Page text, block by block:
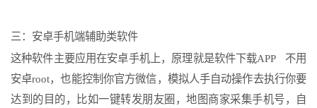
三：安卓手机端辅助类软件
这种软件主要应用在安卓手机上，原理就是软件下载APP 不用
安卓root，也能控制你官方微信，模拟人手自动操作去执行你要
达到的目的，比如一键转发朋友圈，地图商家采集手机号，自